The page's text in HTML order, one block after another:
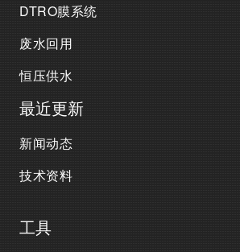
DTRO膜系统
废水回用
恒压供水
最近更新
新闻动态
技术资料
工具